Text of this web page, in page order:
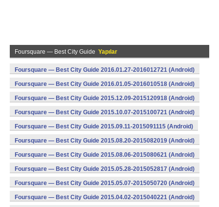
Foursquare — Best City Guide Yapılar
Foursquare — Best City Guide 2016.01.27-2016012721 (Android)
Foursquare — Best City Guide 2016.01.05-2016010518 (Android)
Foursquare — Best City Guide 2015.12.09-2015120918 (Android)
Foursquare — Best City Guide 2015.10.07-2015100721 (Android)
Foursquare — Best City Guide 2015.09.11-2015091115 (Android)
Foursquare — Best City Guide 2015.08.20-2015082019 (Android)
Foursquare — Best City Guide 2015.08.06-2015080621 (Android)
Foursquare — Best City Guide 2015.05.28-2015052817 (Android)
Foursquare — Best City Guide 2015.05.07-2015050720 (Android)
Foursquare — Best City Guide 2015.04.02-2015040221 (Android)